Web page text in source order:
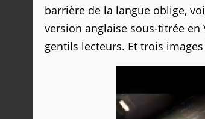
barrière de la langue oblige,
version anglaise sous-titrée
gentils lecteurs. Et trois